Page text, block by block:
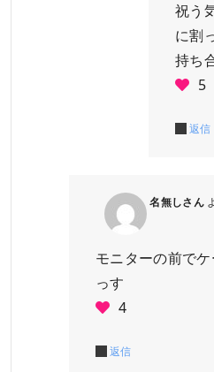
祝う
に割
持ち
5
返信
名無しさん
モニターの前で
っす
4
返信